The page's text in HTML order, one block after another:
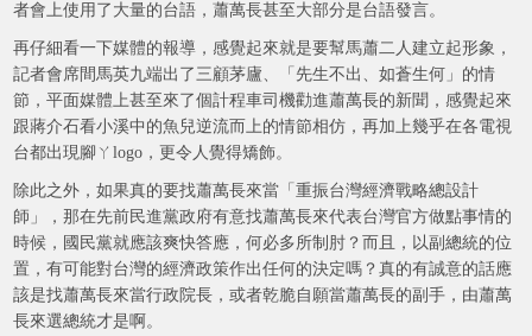
者會上使用了大量的台語，蕭萬長甚至大部分是台語發言。
再仔細看一下媒體的報導，感覺起來就是要幫馬蕭二人建立起形象，
記者會席間馬英九端出了三顧茅廬、「先生不出、如蒼生何」的情
節，平面媒體上甚至來了個計程車司機勸進蕭萬長的新聞，感覺起來
跟蔣介石看小溪中的魚兒逆流而上的情節相仿，再加上幾乎在各電視
台都出現腳ㄚlogo，更令人覺得矯飾。
除此之外，如果真的要找蕭萬長來當「重振台灣經濟戰略總設計
師」，那在先前民進黨政府有意找蕭萬長來代表台灣官方做點事情的
時候，國民黨就應該爽快答應，何必多所制肘？而且，以副總統的位
置，有可能對台灣的經濟政策作出任何的決定嗎？真的有誠意的話應
該是找蕭萬長來當行政院長，或者乾脆自願當蕭萬長的副手，由蕭萬
長來選總統才是啊。